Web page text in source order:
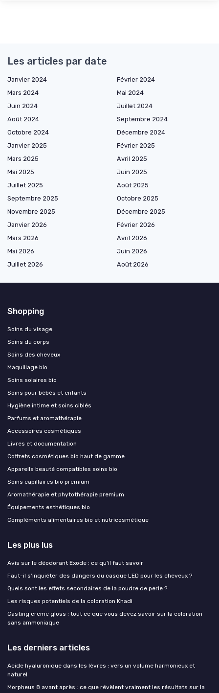
Les articles par date
Janvier 2024
Février 2024
Mars 2024
Mai 2024
Juin 2024
Juillet 2024
Août 2024
Septembre 2024
Octobre 2024
Décembre 2024
Janvier 2025
Février 2025
Mars 2025
Avril 2025
Mai 2025
Juin 2025
Juillet 2025
Août 2025
Septembre 2025
Octobre 2025
Novembre 2025
Décembre 2025
Janvier 2026
Février 2026
Mars 2026
Avril 2026
Mai 2026
Juin 2026
Juillet 2026
Août 2026
Shopping
Soins du visage
Soins du corps
Soins des cheveux
Maquillage bio
Soins solaires bio
Soins pour bébés et enfants
Hygiène intime et soins ciblés
Parfums et aromathérapie
Accessoires cosmétiques
Livres et documentation
Coffrets cosmétiques bio haut de gamme
Appareils beauté compatibles soins bio
Soins capillaires bio premium
Aromathérapie et phytothérapie premium
Équipements esthétiques bio
Compléments alimentaires bio et nutricosmétique
Les plus lus
Avis sur le déodorant Exode : ce qu'il faut savoir
Faut-il s’inquiéter des dangers du casque LED pour les cheveux ?
Quels sont les effets secondaires de la poudre de perle ?
Les risques potentiels de la coloration Khadi
Casting creme gloss : tout ce que vous devez savoir sur la coloration
sans ammoniaque
Les derniers articles
Acide hyaluronique dans les lèvres : vers un volume harmonieux et
naturel
Morpheus 8 avant après : ce que révèlent vraiment les résultats sur la